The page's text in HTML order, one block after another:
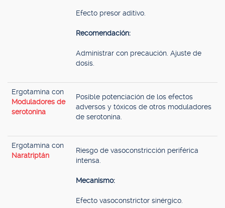
Efecto presor aditivo.
Recomendación:
Administrar con precaución. Ajuste de
dosis.
Ergotamina con
Moduladores de
serotonina
Posible potenciación de los efectos
adversos y tóxicos de otros moduladores
de serotonina.
Ergotamina con
Naratriptán
Riesgo de vasoconstricción periférica
intensa.
Mecanismo:
Efecto vasoconstrictor sinérgico.